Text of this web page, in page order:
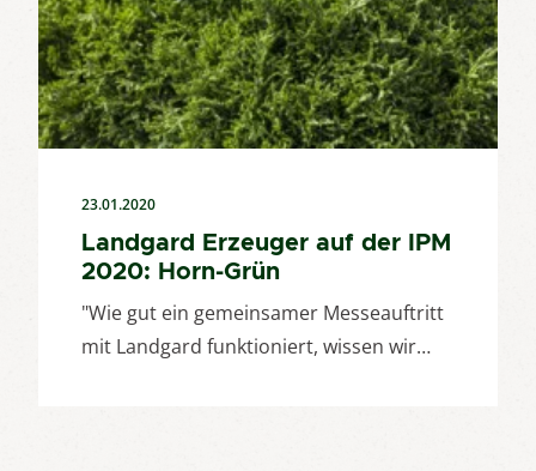
23.01.2020
Landgard Erzeuger auf der IPM
2020: Horn-Grün
"Wie gut ein gemeinsamer Messeauftritt
mit Landgard funktioniert, wissen wir…